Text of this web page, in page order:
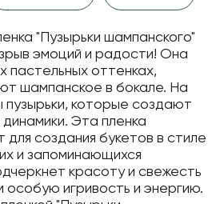
"Пузырьки шампанского"
эмоций и радости! Она
пастельных оттенках,
шампанское в бокале. На
пузырьки, которые создают
Эта пленка
создания букетов в стиле
и запоминающихся
красоту и свежесть
особую игривость и энергию.